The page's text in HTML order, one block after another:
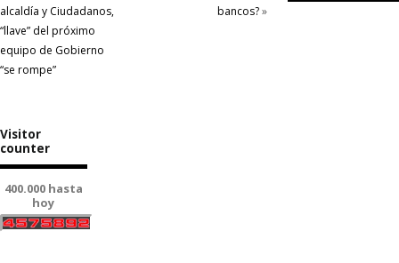
alcaldía y Ciudadanos,
“llave” del próximo
equipo de Gobierno
“se rompe”
bancos?»
Visitor
counter
400.000 hasta
hoy